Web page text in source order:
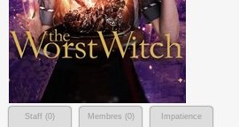
Staff (0) Membres (0)
Impatience